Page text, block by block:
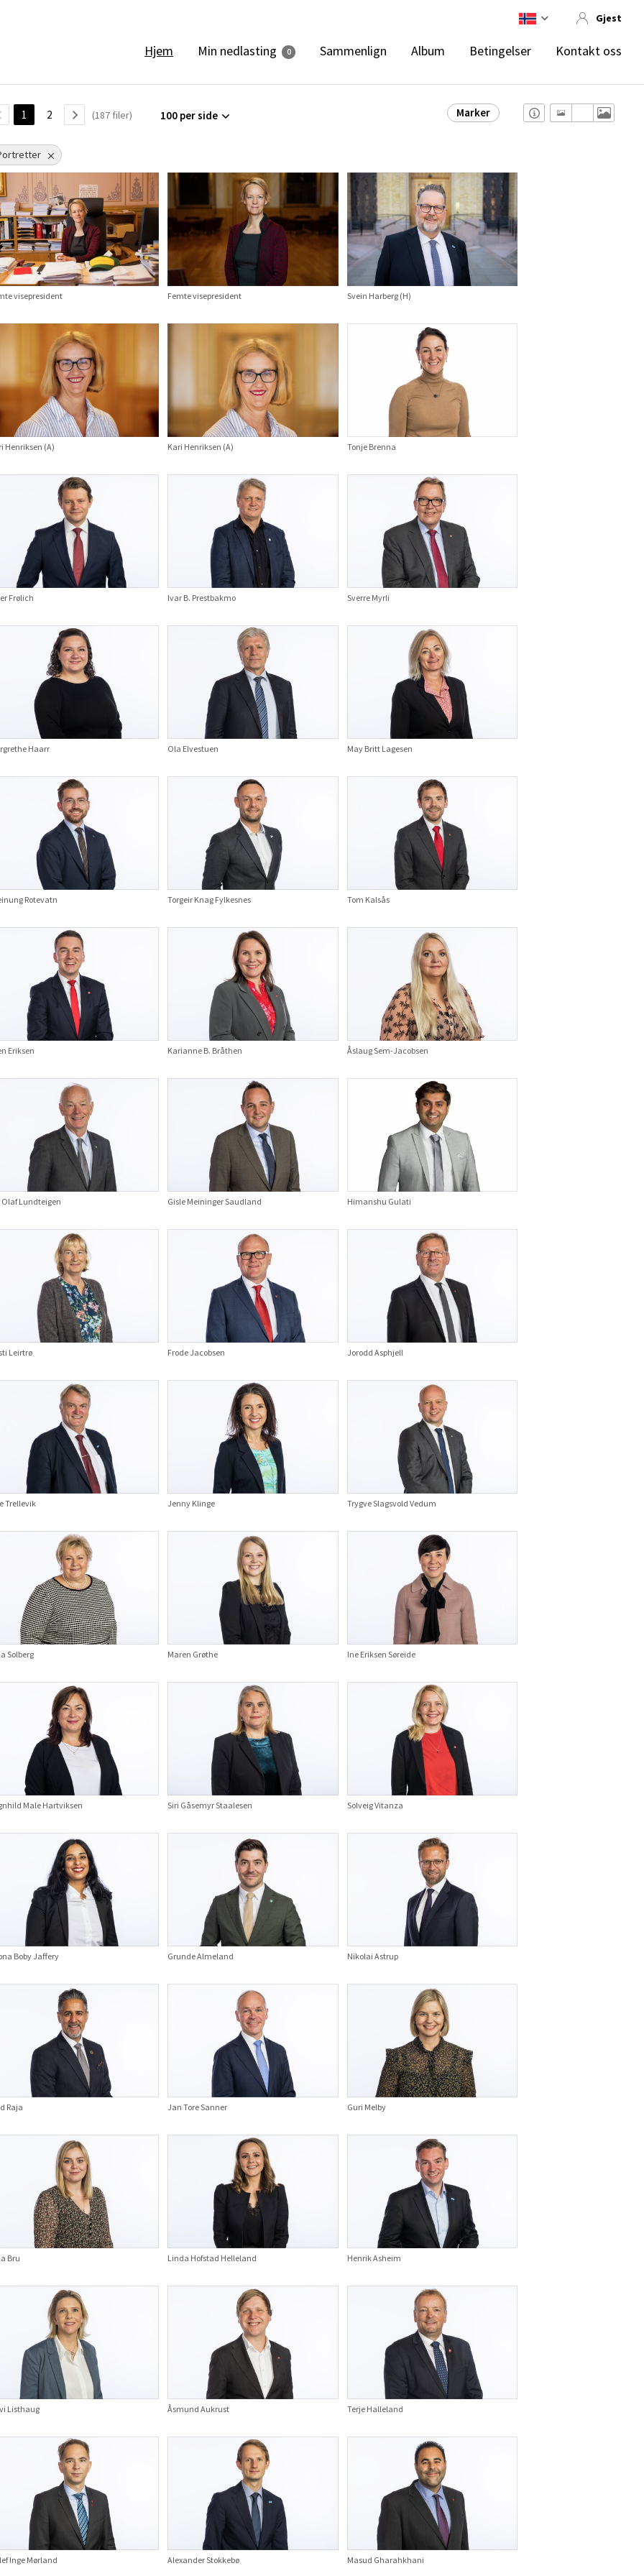
Gjest
Hjem Min nedlasting 0 Sammenlign Album Betingelser Kontakt oss
1 2 (187 filer) 100 per side Marker
visepresident Femte visepresident Svein Harberg (H)
Henriksen (A) Kari Henriksen (A) Tonje Brenna
Frølich Ivar B. Prestbakmo Sverre Myrli
Haarr Ola Elvestuen May Britt Lagesen
Rotevatn Torgeir Knag Fylkesnes Tom Kalsås
Eriksen Karianne B. Bråthen Åslaug Sem-Jacobsen
Olaf Lundteigen Gisle Meininger Saudland Himanshu Gulati
Leirtrø Frode Jacobsen Jorodd Asphjell
Trellevik Jenny Klinge Trygve Slagsvold Vedum
Solberg Maren Grøthe Ine Eriksen Søreide
Male Hartviksen Siri Gåsemyr Staalesen Solveig Vitanza
Boby Jaffery Grunde Almeland Nikolai Astrup
Raja Jan Tore Sanner Guri Melby
Bru Linda Hofstad Helleland Henrik Asheim
Listhaug Åsmund Aukrust Terje Halleland
Inge Mørland Alexander Stokkebø Masud Gharahkhani